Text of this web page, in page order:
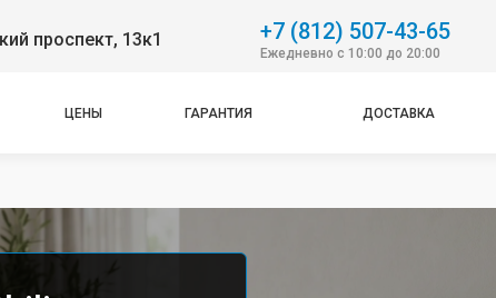
проспект, 13к1 +7 (812) 507-43-65
Ежедневно с 10:00 до 20:00
ЦЕНЫ ГАРАНТИЯ ДОСТАВКА